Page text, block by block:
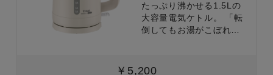
たっぷり沸かせる1.5Lの
大容量電気ケトル。 「転
倒してもお湯がこぼれに
「省スチーム設計」で、
￥5,200